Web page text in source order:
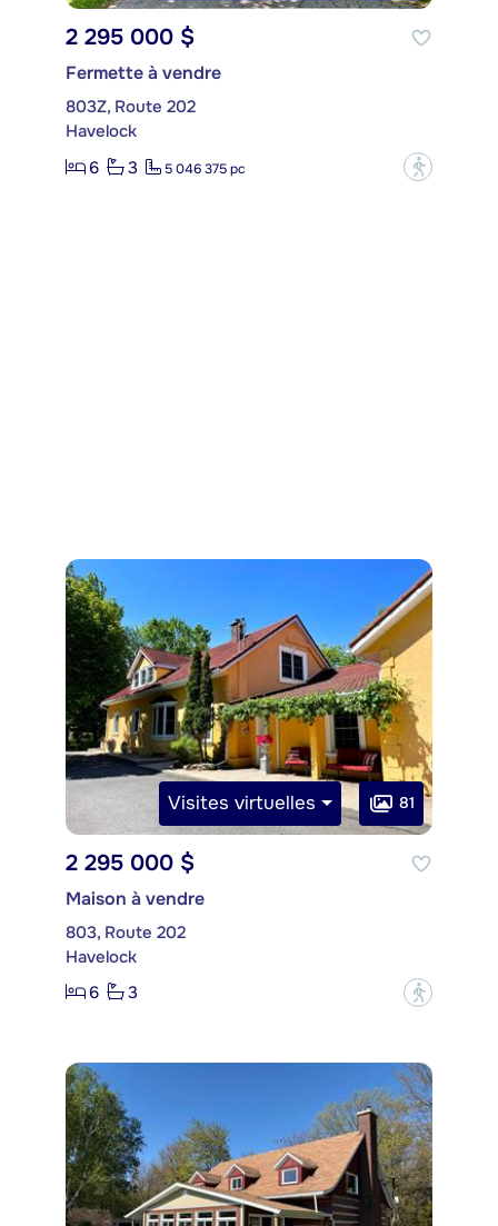
2 295 000 $
Fermette à vendre
803Z, Route 202
Havelock
6
3 5 046 375 pc ?
Visites virtuelles 81
2 295 000 $
Maison à vendre
803, Route 202
Havelock
6
3 ?